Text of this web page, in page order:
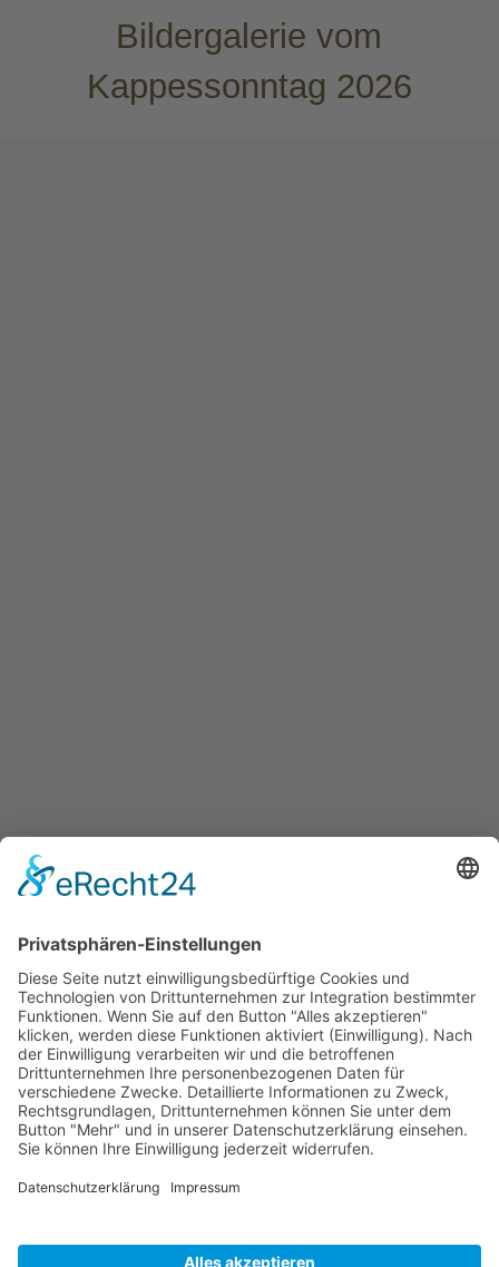
Bildergalerie vom
Kappessonntag 2026
Bilder von der Fahrt des Senatorenwagens der Neusser Blauen Funken
durch die Neusser Innenstadt am 15. Februar 2026 und der guten
Stimmung auf dem Wagen und am Straßenrand
Zurück zu den Bildberichten...
Adresse Tennisanlage/Clubhaus
Tennisclub Neuss-Weckhoven e.V.
Weckhovener Str. 25
41466 Neuss
IBAN: DE 15 3055 0000 0000 2827 23